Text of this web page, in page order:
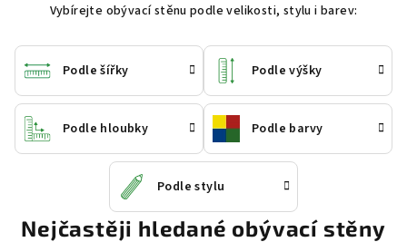
Vybírejte obývací stěnu podle velikosti, stylu i barev:
Podle šířky Podle výšky
Podle hloubky Podle barvy
Podle stylu
Nejčastěji hledané obývací stěny